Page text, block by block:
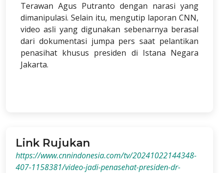
Terawan Agus Putranto dengan narasi yang
dimanipulasi. Selain itu, mengutip laporan CNN,
video asli yang digunakan sebenarnya berasal
dari dokumentasi jumpa pers saat pelantikan
penasihat khusus presiden di Istana Negara
Jakarta.
Link Rujukan
https://www.cnnindonesia.com/tv/20241022144348-
407-1158381/video-jadi-penasehat-presiden-dr-